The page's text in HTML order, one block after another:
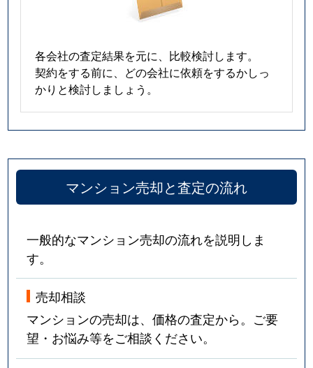
各会社の査定結果を元に、比較検討します。
契約をする前に、どの会社に依頼をするかしっ
かりと検討しましょう。
マンション売却と査定の流れ
一般的なマンション売却の流れを説明しま
す。
売却相談
マンションの売却は、価格の査定から。ご要
望・お悩み等をご相談ください。